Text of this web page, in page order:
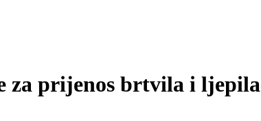
za prijenos brtvila i ljepila